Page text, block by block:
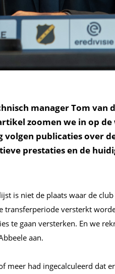
manager Tom van
zoomen we in op
publicaties over
prestaties en de
is niet de plaats waar de
transferperiode versterkt
te gaan versterken. En we
aan.
meer had ingecalculeerd dat